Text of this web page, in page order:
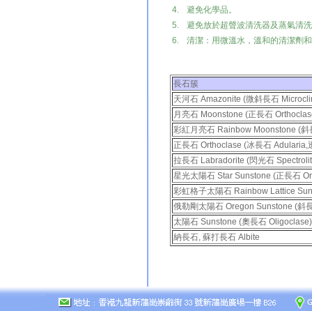
4.
避免化學品。
5.
避免放於超聲波清洗器及蒸氣清
6.
清潔：用微溫水，溫和的清潔劑
長石簇
天河石 Amazonite (微斜長石
月亮石 Moonstone (正長石
彩紅月亮石 Rainbow Moonstone (
正長石 Orthoclase (冰長石 Adularia,
拉長石 Labradorite (閃光石
星光太陽石 Star Sunstone (正長石
彩虹格子太陽石 Rainbow Lattice
俄勒剛太陽石 Oregon Sunstone (斜
太陽石 Sunstone (奧長石
納長石, 蘇打長石 Albite